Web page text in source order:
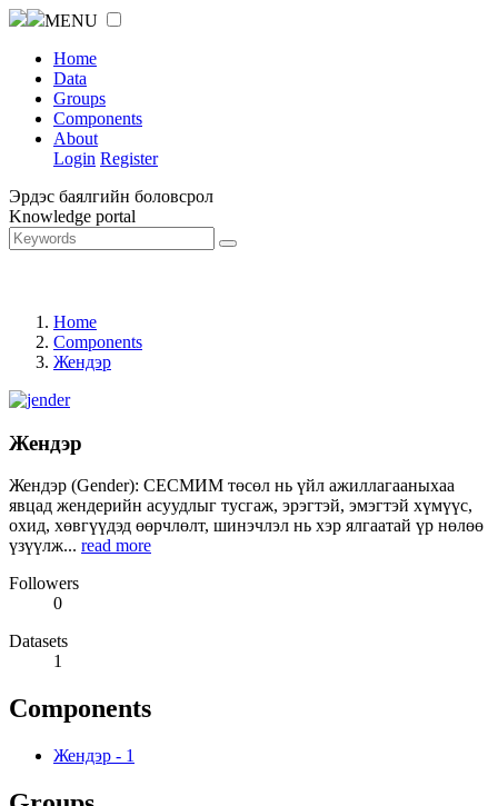
MENU
Home
Data
Groups
Components
About
Login Register
Эрдэс баялгийн боловсрол
Knowledge portal
Home
Components
Жендэр
Жендэр
Жендэр (Gender): СЕСМИМ төсөл нь үйл ажиллагааныхаа
явцад жендерийн асуудлыг тусгаж, эрэгтэй, эмэгтэй хүмүүс,
охид, хөвгүүдэд өөрчлөлт, шинэчлэл нь хэр ялгаатай үр нөлөө
үзүүлж... read more
Followers
0
Datasets
1
Components
Жендэр - 1